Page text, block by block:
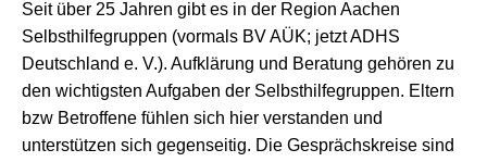
Seit über 25 Jahren gibt es in der Region Aachen
Selbsthilfegruppen (vormals BV AÜK; jetzt ADHS
Deutschland e. V.). Aufklärung und Beratung gehören zu
den wichtigsten Aufgaben der Selbsthilfegruppen. Eltern
bzw Betroffene fühlen sich hier verstanden und
unterstützen sich gegenseitig. Die Gesprächskreise sind